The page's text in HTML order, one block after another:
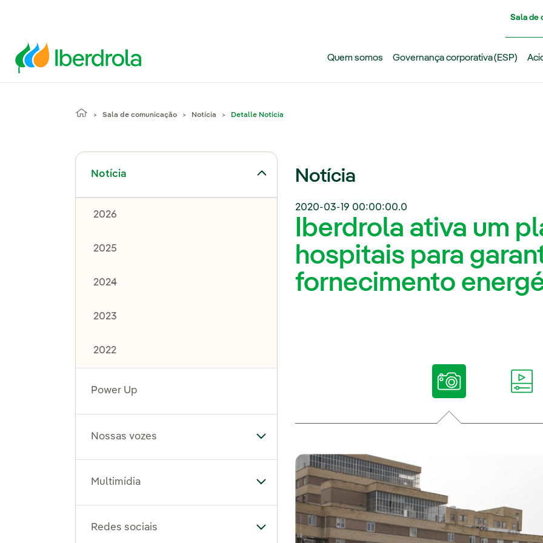
Sala de
Quem somos Governança corporativa (ESP)
Sala de comunicação Notícia Detalle Notícia
Notícia
Alternar submenu de Notícia
2026
2025
2024
2023
2022
Power Up
Nossas vozes Alternar submenu de Nossas vozes
Multimídia Alternar submenu de Multimídia
Redes sociais Alternar submenu de Redes sociais
Notícia
2020-03-19 00:00:00.0
Iberdrola ativa um
hospitais para
fornecimento